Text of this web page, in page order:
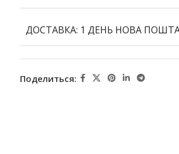
ДОСТАВКА: 1 ДЕНЬ НОВА
Поделиться: